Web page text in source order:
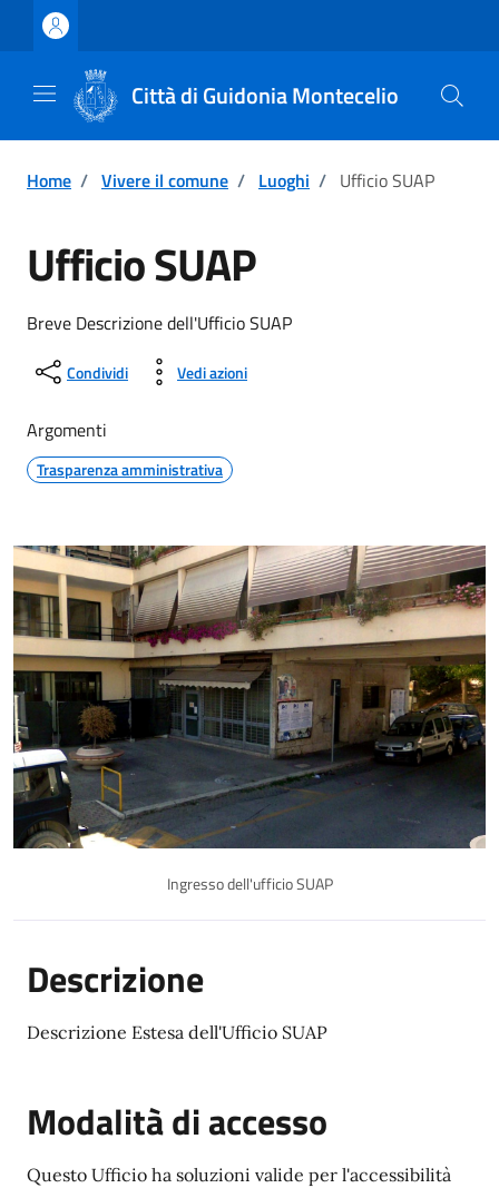
Vai ai contenuti
Vai al footer
Città di Guidonia Montecelio
Home / Vivere il comune / Luoghi / Ufficio SUAP
Ufficio SUAP
Breve Descrizione dell'Ufficio SUAP
Condividi Vedi azioni
Argomenti
Trasparenza amministrativa
Ingresso dell'ufficio SUAP
Descrizione
Descrizione Estesa dell'Ufficio SUAP
Modalità di accesso
Questo Ufficio ha soluzioni valide per l'accessibilità